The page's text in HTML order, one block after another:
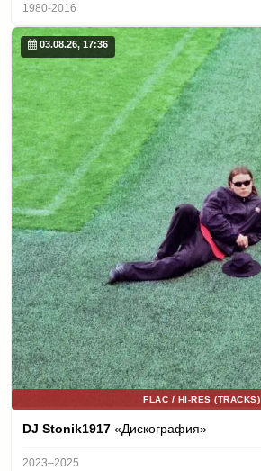
1980-2016
03.08.26, 17:36
FLAC / HI-RES (TRACKS)
DJ Stonik1917 «Дискография»
2023–2025